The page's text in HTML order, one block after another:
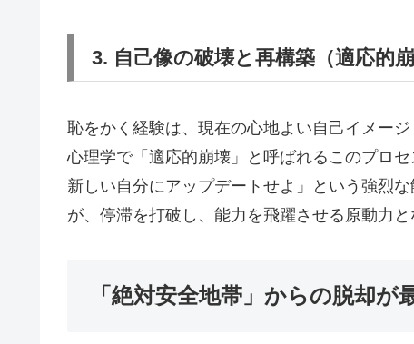
3. 自己像の破壊と再構築（適応的崩
恥をかく経験は、現在の心地よい自己イメー
心理学で「適応的崩壊」と呼ばれるこのプロ
新しい自分にアップデートせよ」という強烈
が、停滞を打破し、能力を飛躍させる原動力と
「絶対安全地帯」からの脱却が